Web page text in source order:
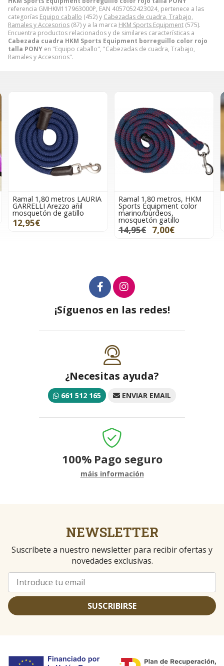
referencia GMHKM117963000P, EAN 4057052423024, pertenece a las
categorías Equipo caballo (452) y Cabezadas de cuadra, Trabajo,
Ramales y Accesorios (87) y a la marca HKM Sports Equipment (575).
Encuentra productos relacionados y de similares características a
Cabezada cuadra HKM Sports Equipment borreguillo color rojo
talla PONY en "Equipo caballo", "Cabezadas de cuadra, Trabajo,
Ramales y Accesorios".
Ramal 1,80 metros LAURIA
GARRELLI Arezzo añil
mosquetón de gatillo
12,95€
Ramal 1,80 metros, HKM
Sports Equipment color
marino/burdeos,
mosquetón gatillo
14,95€ 7,00€
¡Síguenos en las redes!
¿Necesitas ayuda?
661 512 165 ENVIAR EMAIL
100% Pago seguro
máis información
NEWSLETTER
Suscríbete a nuestro newsletter para recibir ofertas y
novedades exclusivas.
SUSCRIBIRSE